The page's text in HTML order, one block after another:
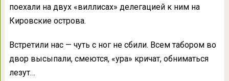
поехали на двух «виллисах» делегацией к ним на
Кировские острова.
Встретили нас — чуть с ног не сбили. Всем табором во
двор высыпали, смеются, «ура» кричат, обниматься
лезут…